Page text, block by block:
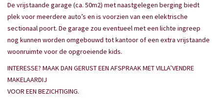
De vrijstaande garage (ca. 50m2) met naastgelegen berging biedt
plek voor meerdere auto’s en is voorzien van een elektrische
sectionaal poort. De garage zou eventueel met een lichte ingreep
nog kunnen worden omgebouwd tot kantoor of een extra vrijstaande
woonruimte voor de opgroeiende kids.
INTERESSE? MAAK DAN GERUST EEN AFSPRAAK MET VILLA’VENDRE
MAKELAARDIJ
VOOR EEN BEZICHTIGING.